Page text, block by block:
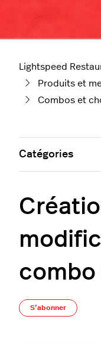
Lightspeed
Produits et
Combos et
combo
S’abonner
Catégories